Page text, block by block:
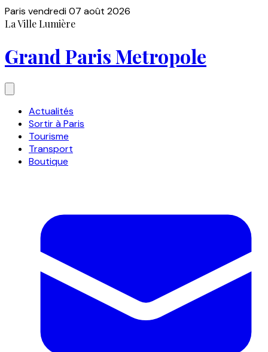
Paris vendredi 07 août 2026
La Ville Lumière
Grand Paris Metropole
Actualités
Sortir à Paris
Tourisme
Transport
Boutique